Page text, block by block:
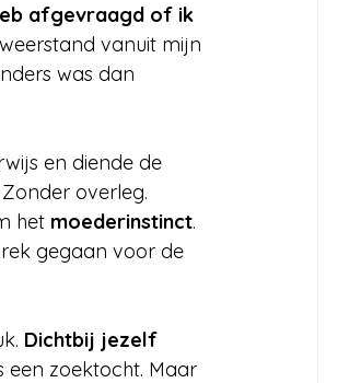
afgevraagd of ik
vanuit mijn
was dan
en diende de
overleg.
het moederinstinct.
gegaan voor de
Dichtbij jezelf
een zoektocht. Maar